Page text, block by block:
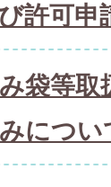
許可申
袋等取
につい